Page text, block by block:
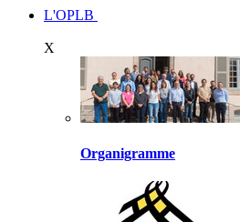
L'OPLB
X
Organigramme